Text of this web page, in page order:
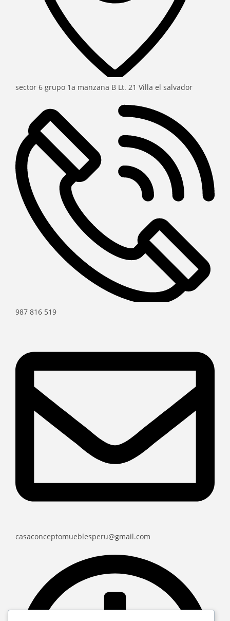
sector 6 grupo 1a manzana B Lt. 21 Villa el salvador
987 816 519
casaconceptomueblesperu@gmail.com